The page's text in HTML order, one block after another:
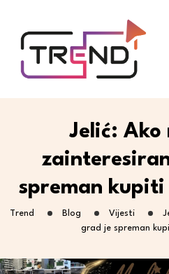
Jelić: Ako
spreman kupiti
Trend Blog Vijesti
grad je spreman